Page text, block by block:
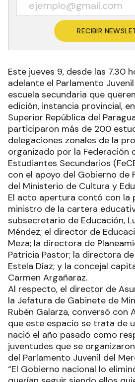
RECIBIR
Este jueves 9, desde las 7.30
adelante el Parlamento
escuela secundaria que
edición, instancia provincial,
Superior República del
participaron más de 200
delegaciones zonales de la
organizado por la Federación
Estudiantes Secundarios
con el apoyo del Gobierno de
del Ministerio de Cultura y
El acto apertura contó con la
ministro de la cartera
subsecretario de Educación,
Méndez; el director de
Meza; la directora de
Patricia Pastor; la directora
Estela Díaz; y la concejal
Carmen Argañaraz.
Al respecto, el director de
la Jefatura de Gabinete de
Rubén Galarza, conversó con
que este espacio se trata de
nació el año pasado como
juventudes que se
del Parlamento Juvenil del
“El Gobierno nacional lo